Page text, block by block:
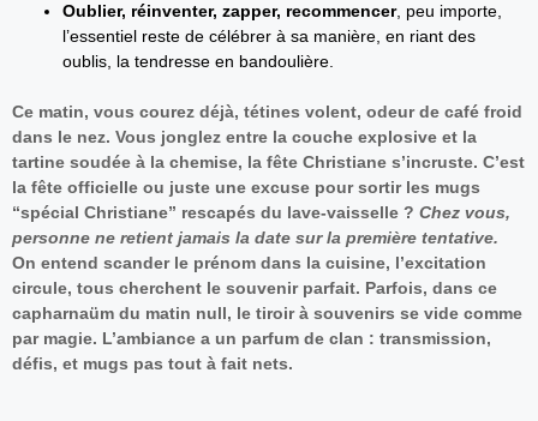
Oublier, réinventer, zapper, recommencer, peu importe,
l’essentiel reste de célébrer à sa manière, en riant des
oublis, la tendresse en bandoulière.
Ce matin, vous courez déjà, tétines volent, odeur de café froid
dans le nez. Vous jonglez entre la couche explosive et la
tartine soudée à la chemise, la fête Christiane s’incruste. C’est
la fête officielle ou juste une excuse pour sortir les mugs
“spécial Christiane” rescapés du lave-vaisselle ? Chez vous,
personne ne retient jamais la date sur la première tentative.
On entend scander le prénom dans la cuisine, l’excitation
circule, tous cherchent le souvenir parfait. Parfois, dans ce
capharnaüm du matin null, le tiroir à souvenirs se vide comme
par magie. L’ambiance a un parfum de clan : transmission,
défis, et mugs pas tout à fait nets.